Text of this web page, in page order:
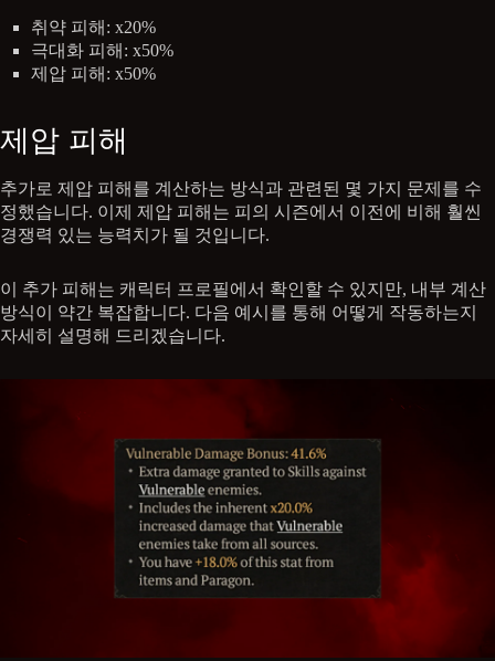
취약 피해: x20%
극대화 피해: x50%
제압 피해: x50%
제압 피해
추가로 제압 피해를 계산하는 방식과 관련된 몇 가지 문제를 수
정했습니다. 이제 제압 피해는 피의 시즌에서 이전에 비해 훨씬
경쟁력 있는 능력치가 될 것입니다.
이 추가 피해는 캐릭터 프로필에서 확인할 수 있지만, 내부 계산
방식이 약간 복잡합니다. 다음 예시를 통해 어떻게 작동하는지
자세히 설명해 드리겠습니다.